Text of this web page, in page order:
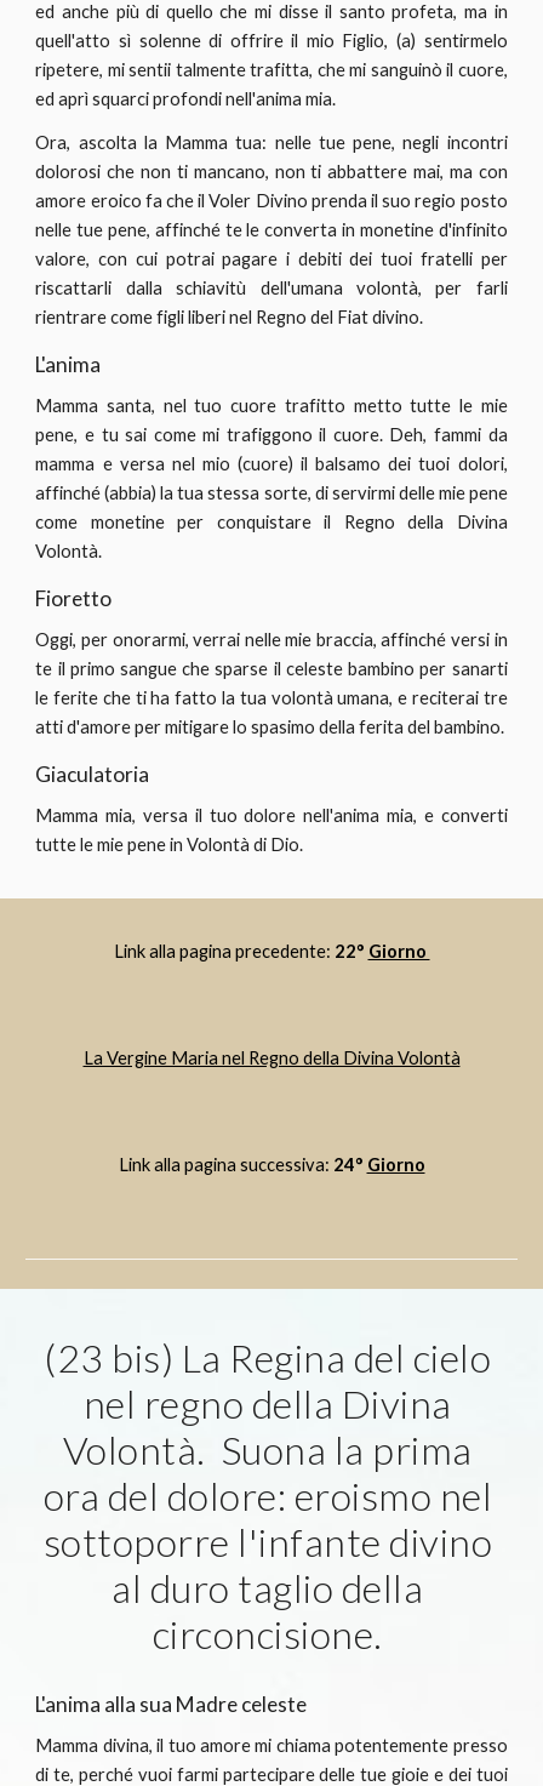
ed anche più di quello che mi disse il santo profeta, ma in
quell'atto sì solenne di offrire il mio Figlio, (a) sentirmelo
ripetere, mi sentii talmente trafitta, che mi sanguinò il cuore,
ed aprì squarci profondi nell'anima mia.
Ora, ascolta la Mamma tua: nelle tue pene, negli incontri
dolorosi che non ti mancano, non ti abbattere mai, ma con
amore eroico fa che il Voler Divino prenda il suo regio posto
nelle tue pene, affinché te le converta in monetine d'infinito
valore, con cui potrai pagare i debiti dei tuoi fratelli per
riscattarli dalla schiavitù dell'umana volontà, per farli
rientrare come figli liberi nel Regno del Fiat divino.
L'anima
Mamma santa, nel tuo cuore trafitto metto tutte le mie
pene, e tu sai come mi trafiggono il cuore. Deh, fammi da
mamma e versa nel mio (cuore) il balsamo dei tuoi dolori,
affinché (abbia) la tua stessa sorte, di servirmi delle mie pene
come monetine per conquistare il Regno della Divina
Volontà.
Fioretto
Oggi, per onorarmi, verrai nelle mie braccia, affinché versi in
te il primo sangue che sparse il celeste bambino per sanarti
le ferite che ti ha fatto la tua volontà umana, e reciterai tre
atti d'amore per mitigare lo spasimo della ferita del bambino.
Giaculatoria
Mamma mia, versa il tuo dolore nell'anima mia, e converti
tutte le mie pene in Volontà di Dio.
Link alla pagina precedente: 22° Giorno
La Vergine Maria nel Regno della Divina Volontà
Link alla pagina successiva: 24° Giorno
(23 bis) La Regina del cielo
nel regno della Divina
Volontà.  Suona la prima
ora del dolore: eroismo nel
sottoporre l'infante divino
al duro taglio della
circoncisione.
L'anima alla sua Madre celeste
Mamma divina, il tuo amore mi chiama potentemente presso
di te, perché vuoi farmi partecipare delle tue gioie e dei tuoi